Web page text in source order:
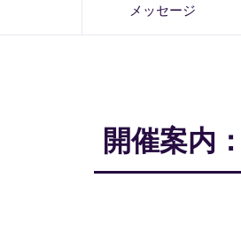
メッセージ
開催案内